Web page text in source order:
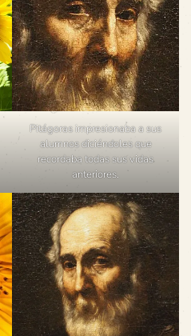
Pitágoras impresionaba a sus
alumnos diciéndoles que
recordaba todas sus vidas
anteriores.